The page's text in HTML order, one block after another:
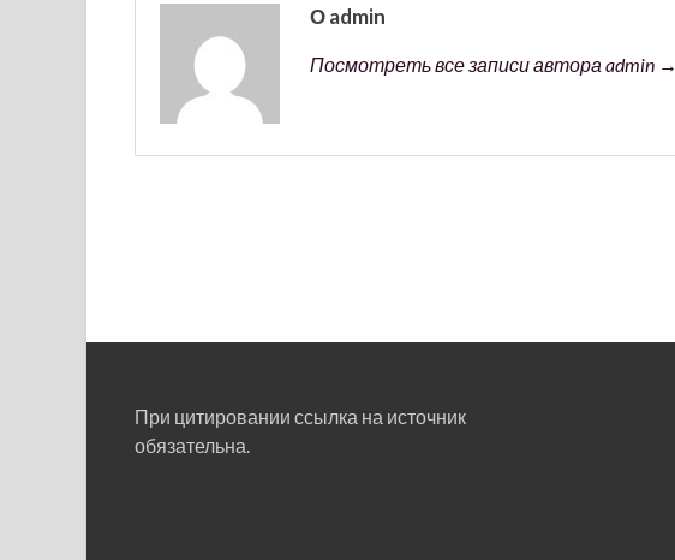
О admin
Посмотреть все записи автора admin →
При цитировании ссылка на источник
обязательна.